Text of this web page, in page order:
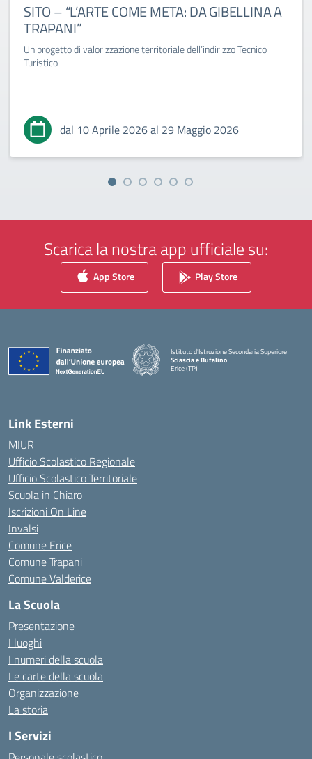
SITO – “L’ARTE COME META: DA GIBELLINA A
TRAPANI”
Un progetto di valorizzazione territoriale dell’indirizzo Tecnico
Turistico
dal 10 Aprile 2026 al 29 Maggio 2026
Scarica la nostra app ufficiale su:
App Store Play Store
Istituto d'Istruzione Secondaria Superiore
Sciascia e Bufalino
Erice (TP)
Link Esterni
MIUR
Ufficio Scolastico Regionale
Ufficio Scolastico Territoriale
Scuola in Chiaro
Iscrizioni On Line
Invalsi
Comune Erice
Comune Trapani
Comune Valderice
La Scuola
Presentazione
I luoghi
I numeri della scuola
Le carte della scuola
Organizzazione
La storia
I Servizi